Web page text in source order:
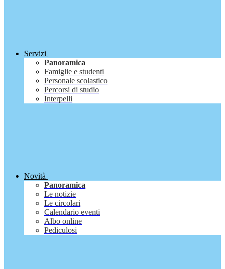
Servizi
Panoramica
Famiglie e studenti
Personale scolastico
Percorsi di studio
Interpelli
Novità
Panoramica
Le notizie
Le circolari
Calendario eventi
Albo online
Pediculosi